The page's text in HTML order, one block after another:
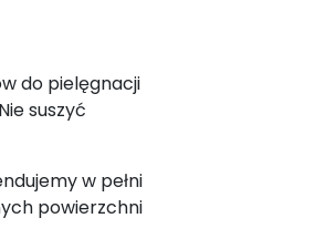
do pielęgnacji
suszyć
w pełni
powierzchni